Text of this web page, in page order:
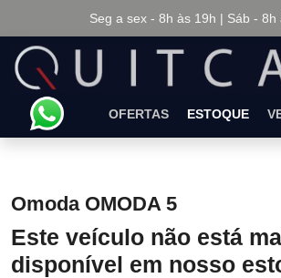
Seg a sex - 8h às 19h | Sáb - 8h
OFERTAS ESTOQUE
Omoda OMODA 5
Este veículo não está
disponível em nosso